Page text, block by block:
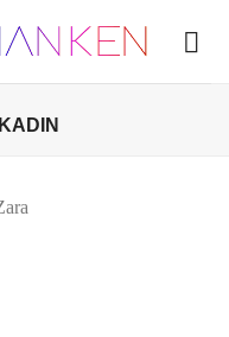
KADIN